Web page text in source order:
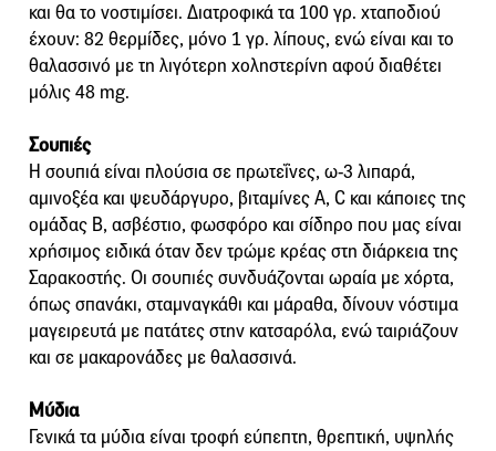
και θα το νοστιμίσει. Διατροφικά τα 100 γρ. χταποδιού
έχουν: 82 θερμίδες, μόνο 1 γρ. λίπους, ενώ είναι και το
θαλασσινό με τη λιγότερη χοληστερίνη αφού διαθέτει
μόλις 48 mg.
Σουπιές
Η σουπιά είναι πλούσια σε πρωτεΐνες, ω-3 λιπαρά,
αμινοξέα και ψευδάργυρο, βιταμίνες Α, C και κάποιες της
ομάδας Β, ασβέστιο, φωσφόρο και σίδηρο που μας είναι
χρήσιμος ειδικά όταν δεν τρώμε κρέας στη διάρκεια της
Σαρακοστής. Οι σουπιές συνδυάζονται ωραία με χόρτα,
όπως σπανάκι, σταμναγκάθι και μάραθα, δίνουν νόστιμα
μαγειρευτά με πατάτες στην κατσαρόλα, ενώ ταιριάζουν
και σε μακαρονάδες με θαλασσινά.
Μύδια
Γενικά τα μύδια είναι τροφή εύπεπτη, θρεπτική, υψηλής